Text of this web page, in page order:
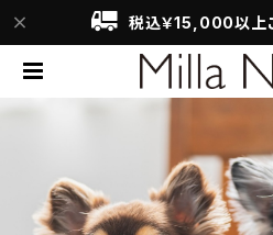
税込￥15,000以上